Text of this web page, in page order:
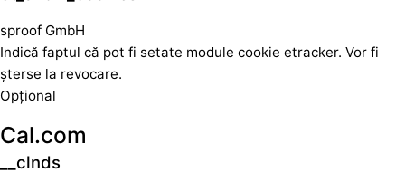
sproof GmbH
Indică faptul că pot fi setate module cookie etracker. Vor fi
șterse la revocare.
Opțional
Cal.com
__clnds